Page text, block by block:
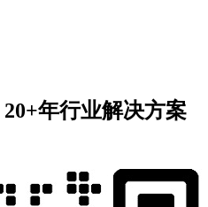
20+年行业解决方案